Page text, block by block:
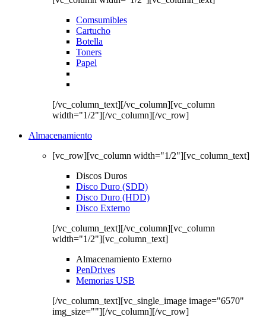
Comsumibles
Cartucho
Botella
Toners
Papel
[/vc_column_text][/vc_column][vc_column
width="1/2"][/vc_column][/vc_row]
Almacenamiento
[vc_row][vc_column width="1/2"][vc_column_text]
Discos Duros
Disco Duro (SDD)
Disco Duro (HDD)
Disco Externo
[/vc_column_text][/vc_column][vc_column
width="1/2"][vc_column_text]
Almacenamiento Externo
PenDrives
Memorias USB
[/vc_column_text][vc_single_image image="6570"
img_size=""][/vc_column][/vc_row]